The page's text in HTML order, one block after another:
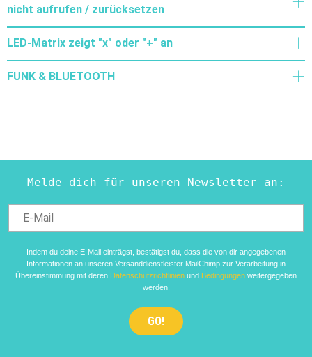
nicht aufrufen / zurücksetzen
LED-Matrix zeigt "x" oder "+" an
FUNK & BLUETOOTH
Melde dich für unseren Newsletter an:
Indem du deine E-Mail einträgst, bestätigst du, dass die von dir angegebenen
Informationen an unseren Versanddienstleister MailChimp zur Verarbeitung in
Übereinstimmung mit deren Datenschutzrichtlinien und Bedingungen weitergegeben
werden.